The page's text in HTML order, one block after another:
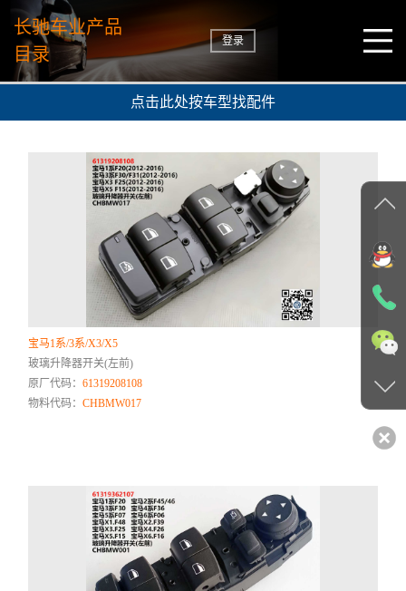
长驰车业产品
目录
登录
点击此处按车型找配件
宝马1系/3系/X3/X5
玻璃升降器开关(左前)
原厂代码：61319208108
物料代码：CHBMW017